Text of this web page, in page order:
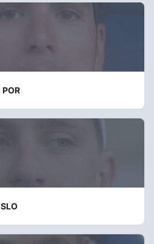
POR
SLO